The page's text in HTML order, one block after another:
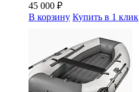
45 000 ₽
В корзину Купить в 1 клик